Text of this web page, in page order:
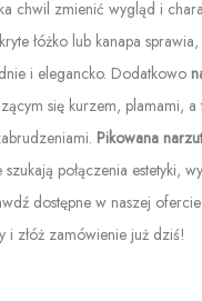
chwil zmienić wygląd i
łóżko lub kanapa
i elegancko. Dodatkowo
się kurzem, plamami, a
Pikowana
połączenia estetyki,
dostępne w naszej
i złóż zamówienie już dziś!